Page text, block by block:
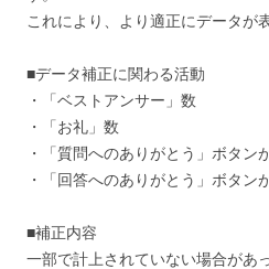
これにより、より適正にデータが
■データ補正に関わる活動
・「ベストアンサー」数
・「お礼」数
・「質問へのありがとう」ボタン
・「回答へのありがとう」ボタン
■補正内容
一部で計上されていない場合があ